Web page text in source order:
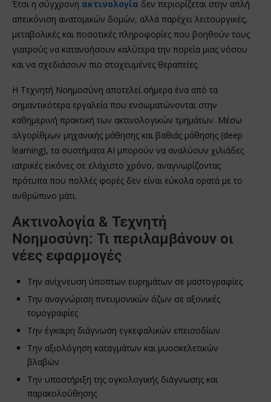
Έτσι η σύγχρονη ακτινολογία δεν περιορίζεται στην απλή
απεικόνιση ανατομικών δομών, αλλά παρέχει λειτουργικές,
μεταβολικές και ποσοτικές πληροφορίες που βοηθούν τους
γιατρούς να κατανοήσουν καλύτερα την πορεία μιας νόσου
και να σχεδιάσουν πιο στοχευμένες θεραπείες.
Η Τεχνητή Νοημοσύνη αποτελεί σήμερα ένα από τα
σημαντικότερα εργαλεία που ενσωματώνονται στην
καθημερινή πρακτική των ακτινολογικών τμημάτων. Μέσω
αλγορίθμων μηχανικής μάθησης και βαθιάς μάθησης (deep
learning), τα συστήματα AI μπορούν να αναλύουν χιλιάδες
ιατρικές εικόνες σε ελάχιστο χρόνο, αναγνωρίζοντας
πρότυπα που πολλές φορές δεν είναι εύκολα ορατά με το
ανθρώπινο μάτι.
Ακτινολογία & Τεχνητή
Νοημοσύνη: Τι περιλαμβάνουν οι
νέες εφαρμογές
Την ανίχνευση ύποπτων ευρημάτων σε μαστογραφίες
Την αναγνώριση πνευμονικών όζων σε αξονικές
τομογραφίες
Την έγκαιρη διάγνωση εγκεφαλικών επεισοδίων
Την αξιολόγηση καταγμάτων και μυοσκελετικών
βλαβών
Την υποστήριξη της ογκολογικής διάγνωσης και
παρακολούθησης